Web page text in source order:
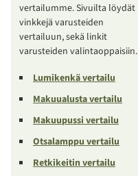
vertailumme. Sivuilta löydät
vinkkejä varusteiden
vertailuun, sekä linkit
varusteiden valintaoppaisiin.
Lumikenkä vertailu
Makuualusta vertailu
Makuupussi vertailu
Otsalamppu vertailu
Retkikeitin vertailu